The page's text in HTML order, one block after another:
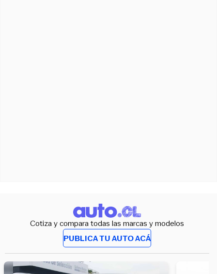
Cotiza y compara todas las marcas y modelos
PUBLICA TU AUTO ACÁ